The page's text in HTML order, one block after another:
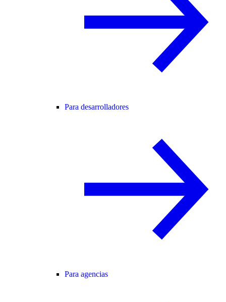
Para desarrolladores
Para agencias